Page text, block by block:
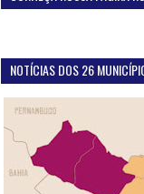
NOTÍCIAS DOS 26